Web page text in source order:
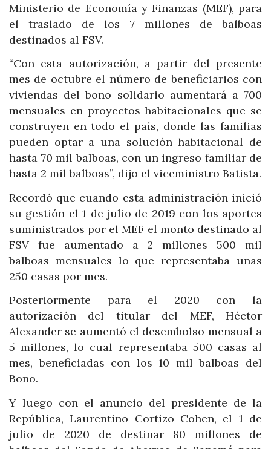
Ministerio de Economía y Finanzas (MEF), para
el traslado de los 7 millones de balboas
destinados al FSV.
“Con esta autorización, a partir del presente
mes de octubre el número de beneficiarios con
viviendas del bono solidario aumentará a 700
mensuales en proyectos habitacionales que se
construyen en todo el país, donde las familias
pueden optar a una solución habitacional de
hasta 70 mil balboas, con un ingreso familiar de
hasta 2 mil balboas”, dijo el viceministro Batista.
Recordó que cuando esta administración inició
su gestión el 1 de julio de 2019 con los aportes
suministrados por el MEF el monto destinado al
FSV fue aumentado a 2 millones 500 mil
balboas mensuales lo que representaba unas
250 casas por mes.
Posteriormente para el 2020 con la
autorización del titular del MEF, Héctor
Alexander se aumentó el desembolso mensual a
5 millones, lo cual representaba 500 casas al
mes, beneficiadas con los 10 mil balboas del
Bono.
Y luego con el anuncio del presidente de la
República, Laurentino Cortizo Cohen, el 1 de
julio de 2020 de destinar 80 millones de